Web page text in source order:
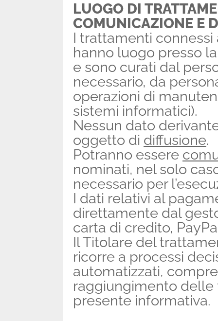
LUOGO DI
COMUNICAZIONE E
I trattamenti connessi
hanno luogo presso
e sono curati dal
necessario, da
operazioni di
sistemi informatici).
Nessun dato
oggetto di diffusione.
Potranno essere
nominati, nel solo
necessario per
I dati relativi al
direttamente dal
carta di credito,
Il Titolare del
ricorre a processi
automatizzati,
raggiungimento
presente informativa.